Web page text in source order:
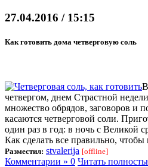
27.04.2016 / 15:15
Как готовить дома четверговую соль
четвергом, днем Страстной
множество обрядов, заговоров и
касаются четверговой соли.
один раз в год: в ночь с Великой
Как сделать все правильно,
Разместил: stvalerija [offline]
Комментарии » 0 Читать